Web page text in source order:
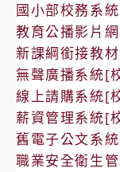
國小部校務系統
教育公播影片
新課綱銜接教
無聲廣播系統[
線上請購系統[
薪資管理系統[
舊電子公文系
職業安全衛生